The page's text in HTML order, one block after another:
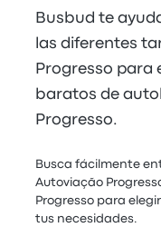
Busbud te
las diferentes
Progresso para
baratos de
Progresso.
Busca fácilmente
Autoviação
Progresso para
tus necesidades.